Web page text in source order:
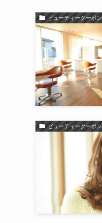
ビューティークーポン
ビューティークーポン